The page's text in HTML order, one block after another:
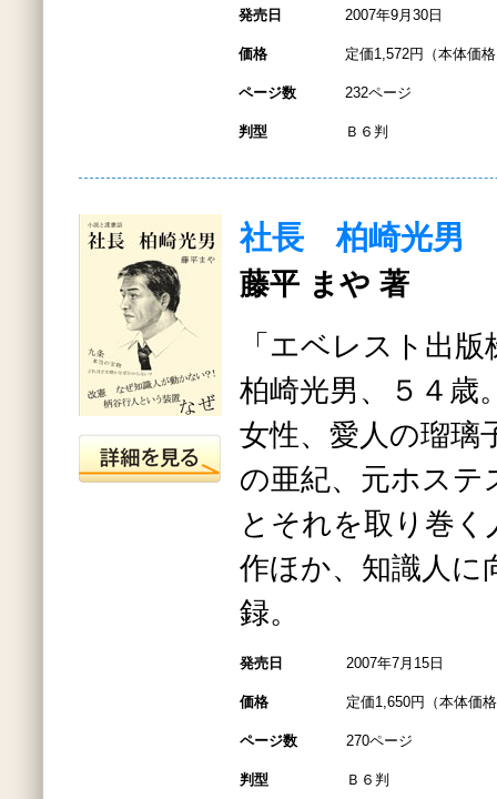
発売日 2007年9月30日
価格 定価1,572円（本体価
ページ数 232ページ
判型 Ｂ６判
社長 柏崎光男
藤平 まや 著
「エベレスト出
柏崎光男、５４歳
女性、愛人の瑠璃
の亜紀、元ホス
とそれを取り巻
作ほか、知識人に
録。
発売日 2007年7月15日
価格 定価1,650円（本体価
ページ数 270ページ
判型 Ｂ６判